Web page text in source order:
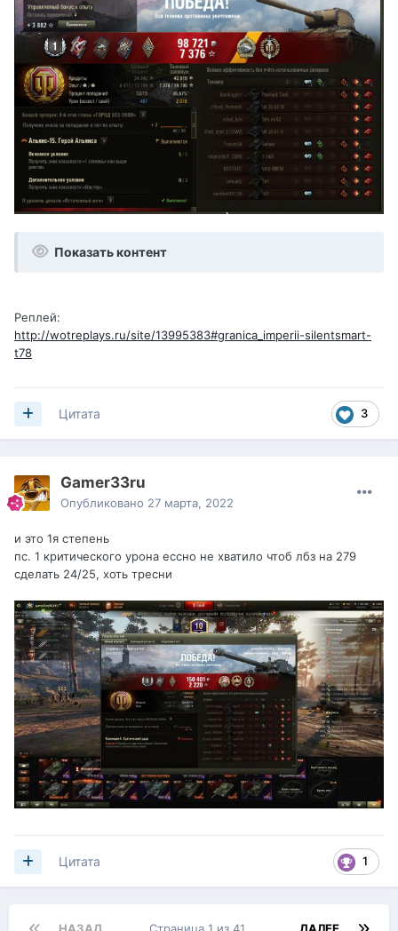
Показать контент
Реплей:
http://wotreplays.ru/site/13995383#granica_imperii-silentsmart-
t78
3
Цитата
Gamer33ru
Опубликовано 27 марта, 2022
и это 1я степень
пс. 1 критического урона ессно не хватило чтоб лбз на 279
сделать 24/25, хоть тресни
1
Цитата